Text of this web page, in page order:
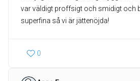
var väldigt proffsigt och smidigt och
superfina så vi är jättenöjda!
0